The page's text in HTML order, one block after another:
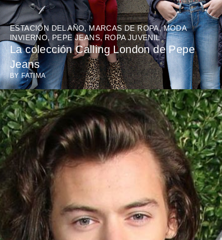
ESTACIÓN DEL AÑO, MARCAS DE ROPA,MODA
INVIERNO, PEPE JEANS,ROPA JUVENIL
La colección Calling London de Pepe
Jeans
BYFATIMA